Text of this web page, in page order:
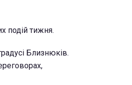
подій тижня.
Близнюків.